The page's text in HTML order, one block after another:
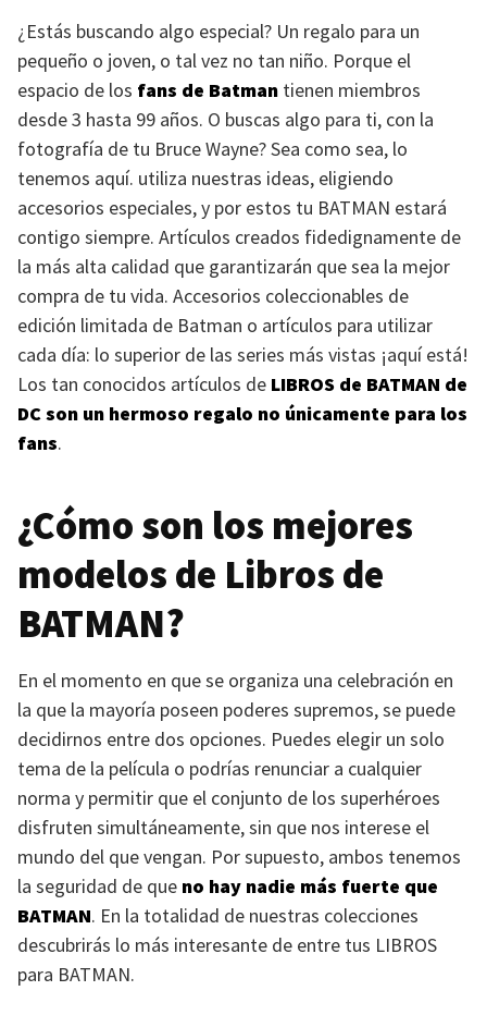
¿Estás buscando algo especial? Un regalo para un
pequeño o joven, o tal vez no tan niño. Porque el
espacio de los fans de Batman tienen miembros
desde 3 hasta 99 años. O buscas algo para ti, con la
fotografía de tu Bruce Wayne? Sea como sea, lo
tenemos aquí. utiliza nuestras ideas, eligiendo
accesorios especiales, y por estos tu BATMAN estará
contigo siempre. Artículos creados fidedignamente de
la más alta calidad que garantizarán que sea la mejor
compra de tu vida. Accesorios coleccionables de
edición limitada de Batman o artículos para utilizar
cada día: lo superior de las series más vistas ¡aquí está!
Los tan conocidos artículos de LIBROS de BATMAN de
DC son un hermoso regalo no únicamente para los
fans.
¿Cómo son los mejores
modelos de Libros de
BATMAN?
En el momento en que se organiza una celebración en
la que la mayoría poseen poderes supremos, se puede
decidirnos entre dos opciones. Puedes elegir un solo
tema de la película o podrías renunciar a cualquier
norma y permitir que el conjunto de los superhéroes
disfruten simultáneamente, sin que nos interese el
mundo del que vengan. Por supuesto, ambos tenemos
la seguridad de que no hay nadie más fuerte que
BATMAN. En la totalidad de nuestras colecciones
descubrirás lo más interesante de entre tus LIBROS
para BATMAN.